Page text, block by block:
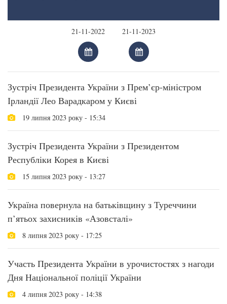
Зустріч Президента України з Прем’єр-міністром
Ірландії Лео Варадкаром у Києві
19 липня 2023 року - 15:34
Зустріч Президента України з Президентом
Республіки Корея в Києві
15 липня 2023 року - 13:27
Україна повернула на батьківщину з Туреччини
п’ятьох захисників «Азовсталі»
8 липня 2023 року - 17:25
Участь Президента України в урочистостях з нагоди
Дня Національної поліції України
4 липня 2023 року - 14:38